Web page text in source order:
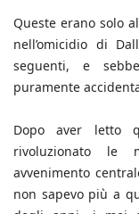
Queste erano solo
nell’omicidio di
seguenti, e
puramente
Dopo aver letto
rivoluzionato le
avvenimento
non sapevo più a